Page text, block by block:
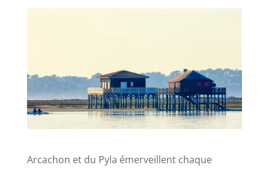
Arcachon et du Pyla émerveillent chaque